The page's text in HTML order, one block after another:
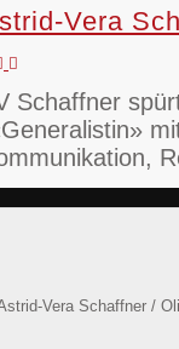
Vera
Abo
Updates
dieses
Autors
beenden
Schaffner
Schaffner
Vera Schaffner /